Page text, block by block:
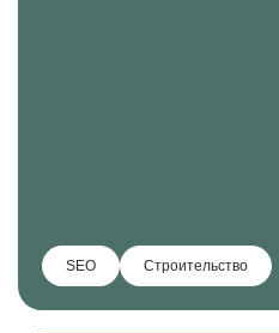
SEO Строительство